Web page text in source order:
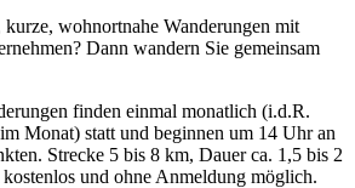
kurze, wohnortnahe Wanderungen mit
Dann wandern Sie gemeinsam
finden einmal monatlich (i.d.R.
Monat) statt und beginnen um 14 Uhr an
Strecke 5 bis 8 km, Dauer ca. 1,5 bis 2
und ohne Anmeldung möglich.